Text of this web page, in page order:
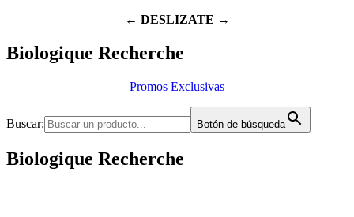
← DESLIZATE →
Biologique Recherche
Promos Exclusivas
Buscar: Botón de búsqueda
Biologique Recherche